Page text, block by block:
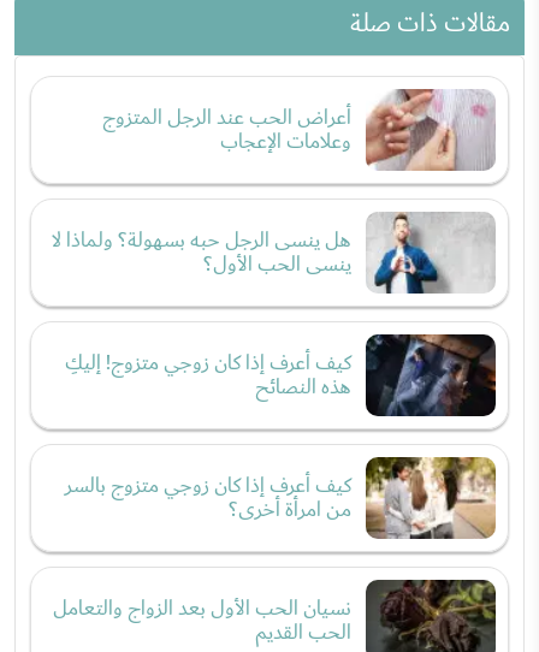
مقالات ذات صلة
أعراض الحب عند الرجل المتزوج
وعلامات الإعجاب
هل ينسى الرجل حبه بسهولة؟ ولماذا لا
ينسى الحب الأول؟
كيف أعرف إذا كان زوجي متزوج! إليكِ
هذه النصائح
كيف أعرف إذا كان زوجي متزوج بالسر
من امرأة أخرى؟
نسيان الحب الأول بعد الزواج والتعامل
الحب القديم